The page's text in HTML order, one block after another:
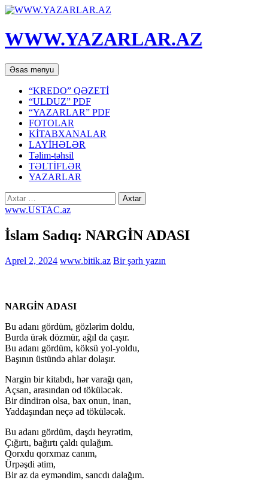
WWW.YAZARLAR.AZ
Axtar
Əsas menyu Mühtəviyyata
keç
“KREDO” QƏZETİ
“ULDUZ” PDF
“YAZARLAR” PDF
FOTOLAR
KİTABXANALAR
LAYİHƏLƏR
Təlim-təhsil
TƏLTİFLƏR
YAZARLAR
Axtarış:
www.USTAC.az
İslam Sadıq: NARGİN ADASI
Aprel 2, 2024 www.bitik.az Bir şərh yazın
NARGİN ADASI
Bu adanı gördüm, gözlərim doldu,
Burda ürək dözmür, ağıl da çaşır.
Bu adanı gördüm, köksü yol-yoldu,
Başının üstündə ahlar dolaşır.
Nargin bir kitabdı, hər varağı qan,
Açsan, arasından od töküləcək.
Bir dindirən olsa, bax onun, inan,
Yaddaşından neçə ad töküləcək.
Bu adanı gördüm, daşdı heyrətim,
Çığırtı, bağırtı çaldı qulağım.
Qorxdu qorxmaz canım,
Ürpəşdi ətim,
Bir az da eyməndim, sancdı dalağım.